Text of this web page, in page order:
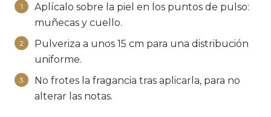
1
Aplícalo sobre la piel en los puntos de pulso:
muñecas y cuello.
2
Pulveriza a unos 15 cm para una distribución
uniforme.
3
No frotes la fragancia tras aplicarla, para no
alterar las notas.